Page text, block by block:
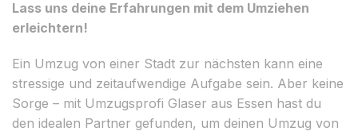
Lass uns deine Erfahrungen mit dem Umziehen
erleichtern!
Ein Umzug von einer Stadt zur nächsten kann eine
stressige und zeitaufwendige Aufgabe sein. Aber keine
Sorge – mit Umzugsprofi Glaser aus Essen hast du
den idealen Partner gefunden, um deinen Umzug von